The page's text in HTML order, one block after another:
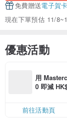
免費贈送電子賀卡
現在下單預估 11/
優惠活動
用
0 即減
卡」結帳）
前往活動頁